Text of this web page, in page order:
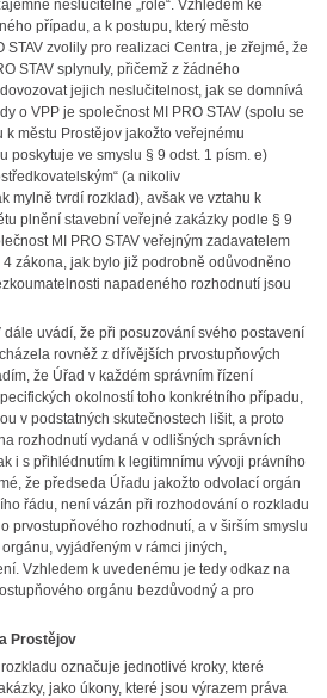
neslučitelné „role“. Vzhledem ke
případu, a k postupu, který město
STAV zvolily pro realizaci Centra, je zřejmé, že
STAV splynuly, přičemž z žádného
jejich neslučitelnost, jak se domnívá
o VPP je společnost MI PRO STAV (spolu se
k městu Prostějov jakožto veřejnému
poskytuje ve smyslu § 9 odst. 1 písm. e)
(a nikoliv
mylně tvrdí rozklad), avšak ve vztahu k
plnění stavební veřejné zakázky podle § 9
MI PRO STAV veřejným zadavatelem
zákona, jak bylo již podrobně odůvodněno
napadeného rozhodnutí jsou
dále uvádí, že při posuzování svého postavení
rovněž z dřívějších prvostupňových
že Úřad v každém správním řízení
okolností toho konkrétního případu,
v podstatných skutečnostech lišit, a proto
rozhodnutí vydaná v odlišných správních
i s přihlédnutím k legitimnímu vývoji právního
že předseda Úřadu jakožto odvolací orgán
řádu, není vázán při rozhodování o rozkladu
prvostupňového rozhodnutí, a v širším smyslu
vyjádřeným v rámci jiných,
Vzhledem k uvedenému je tedy odkaz na
orgánu bezdůvodný a pro
Prostějov
označuje jednotlivé kroky, které
jako úkony, které jsou výrazem práva